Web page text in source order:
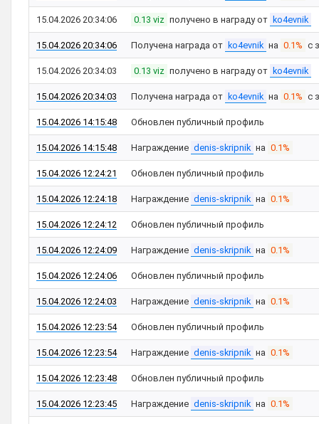
15.04.2026 20:34:06 0.13 viz получено в награду от ko4evnik
15.04.2026 20:34:06 Получена награда от ko4evnik на 0.1% с
15.04.2026 20:34:03 0.13 viz получено в награду от ko4evnik
15.04.2026 20:34:03 Получена награда от ko4evnik на 0.1% с
15.04.2026 14:15:48 Обновлен публичный профиль
15.04.2026 14:15:48 Награждение denis-skripnik на 0.1%
15.04.2026 12:24:21 Обновлен публичный профиль
15.04.2026 12:24:18 Награждение denis-skripnik на 0.1%
15.04.2026 12:24:12 Обновлен публичный профиль
15.04.2026 12:24:09 Награждение denis-skripnik на 0.1%
15.04.2026 12:24:06 Обновлен публичный профиль
15.04.2026 12:24:03 Награждение denis-skripnik на 0.1%
15.04.2026 12:23:54 Обновлен публичный профиль
15.04.2026 12:23:54 Награждение denis-skripnik на 0.1%
15.04.2026 12:23:48 Обновлен публичный профиль
15.04.2026 12:23:45 Награждение denis-skripnik на 0.1%